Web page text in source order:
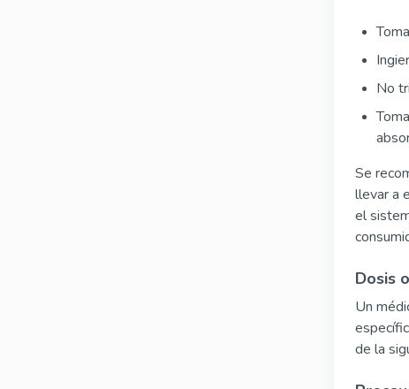
No
Se
llevar a
el
Dosis
Un
de la